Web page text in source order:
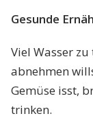
Gesunde
Viel Wasser
abnehmen
Gemüse isst,
trinken.